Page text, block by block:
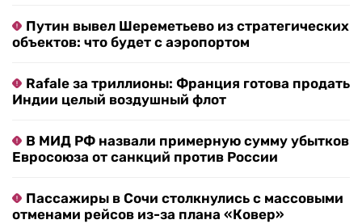
Путин вывел Шереметьево из стратегических
объектов: что будет с аэропортом
Rafale за триллионы: Франция готова продать
Индии целый воздушный флот
В МИД РФ назвали примерную сумму убытков
Евросоюза от санкций против России
Пассажиры в Сочи столкнулись с массовыми
отменами рейсов из-за плана «Ковер»